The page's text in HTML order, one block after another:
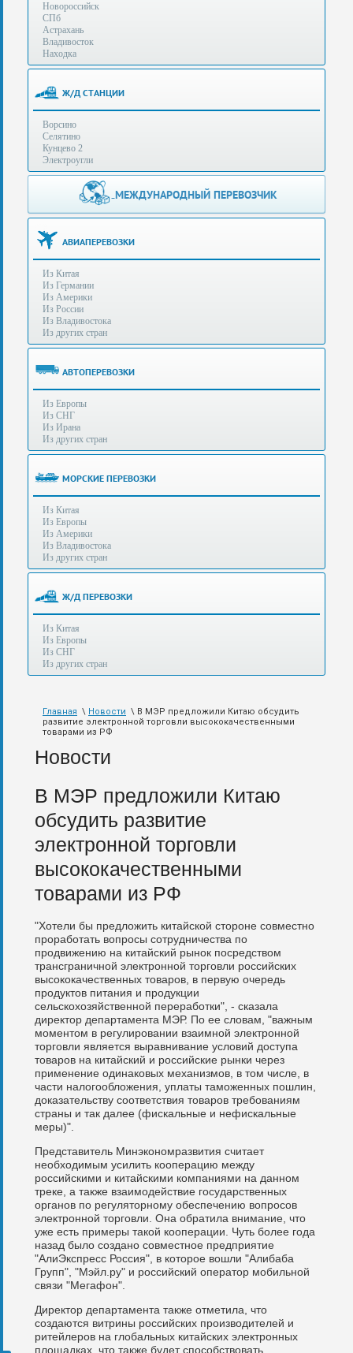
Стоимость
услуг
Контакты
Заказать
звонок
Сделать
запрос
Многоканальный
телефон:
(495)
788-
Бесплатные
консультации
(Без
выходных
8:00
до
21:30)
Таможенное
оформление
грузов
аэропортах
Москвы
Шереметьево,
Внуково,
также
авиа,
дороге.
Дополнительные
+7 (929) 575-
96-62
+7 (925) 104-
15-94
e-mail:info@s-standard.ru
Новороссийск
СПб
Астрахань
Владивосток
Находка
Ж/Д СТАНЦИИ
Ворсино
Селятино
Кунцево 2
Электроугли
МЕЖДУНАРОДНЫЙ ПЕРЕВОЗЧИК
АВИАПЕРЕВОЗКИ
Из Китая
Из Германии
Из Америки
Из России
Из Владивостока
Из других стран
АВТОПЕРЕВОЗКИ
Из Европы
Из СНГ
Из Ирана
Из других стран
МОРСКИЕ ПЕРЕВОЗКИ
Из Китая
Из Европы
Из Америки
Из Владивостока
Из других стран
Ж/Д ПЕРЕВОЗКИ
Из Китая
Из Европы
Из СНГ
Из других стран
Главная \ Новости \ В МЭР предложили Китаю обсудить
развитие электронной торговли высококачественными
товарами из РФ
Новости
В МЭР предложили Китаю
обсудить развитие
электронной торговли
высококачественными
товарами из РФ
"Хотели бы предложить китайской стороне совместно
проработать вопросы сотрудничества по
продвижению на китайский рынок посредством
трансграничной электронной торговли российских
высококачественных товаров, в первую очередь
продуктов питания и продукции
сельскохозяйственной переработки", - сказала
директор департамента МЭР. По ее словам, "важным
моментом в регулировании взаимной электронной
торговли является выравнивание условий доступа
товаров на китайский и российские рынки через
применение одинаковых механизмов, в том числе, в
части налогообложения, уплаты таможенных пошлин,
доказательству соответствия товаров требованиям
страны и так далее (фискальные и нефискальные
меры)".
Представитель Минэкономразвития считает
необходимым усилить кооперацию между
российскими и китайскими компаниями на данном
треке, а также взаимодействие государственных
органов по регуляторному обеспечению вопросов
электронной торговли. Она обратила внимание, что
уже есть примеры такой кооперации. Чуть более года
назад было создано совместное предприятие
"АлиЭкспресс Россия", в которое вошли "Алибаба
Групп", "Мэйл.ру" и российский оператор мобильной
связи "Мегафон".
Директор департамента также отметила, что
создаются витрины российских производителей и
ритейлеров на глобальных китайских электронных
площадках, что также будет способствовать